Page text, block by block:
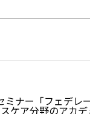
ナー「フェデ
ケア分野のアカ